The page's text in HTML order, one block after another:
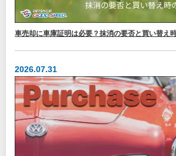
車売却に車庫証明は必要？抹消の要否と買い替え
2026.07.31